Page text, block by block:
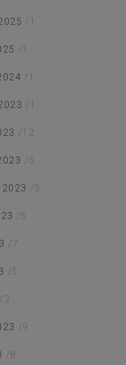
/1
/1
/1
/1
/12
/5
/3
/5
/7
/5
/2
/9
/8